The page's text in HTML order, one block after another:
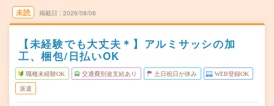
未読 掲載日 2026/08/06
【未経験でも大丈夫＊】アルミサッシの加
工、梱包/日払いOK
職種未経験OK 交通費別途支給あり 土日祝日が休み WEB登録OK
派遣